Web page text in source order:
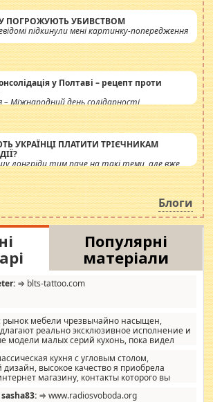
ПОГРОЖУЮТЬ УБИВСТВОМ
підкинули мені картинку-попередження
у Полтаві – рецепт проти
– Міжнародний день солідарності
УКРАЇНЦІ ПЛАТИТИ ТРІЄЧНИКАМ
лонгріди тим паче на такі теми, але вже
Обурюють сьогоднішні інсенуації
питання. Штучно
ще одна соціальна катастрофа.
Блоги
Популярні
матеріали
⇒ blts-tattoo.com
рынок мебели чрезвычайно насыщен,
реально эксклюзивное исполнение и
модели малых серий кухонь, пока видел
в MebelOk, креативненько и что главное -
без ненужных наворотов удорожающих
фактор.
кухня с угловым столом,
дизайн, высокое качество я приобрела
магазину, контакты которого вы
⇒ www.radiosvoboda.org